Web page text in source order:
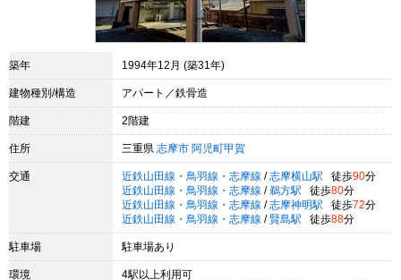
築年 1994年12月 (築31年)
建物種別/構造 アパート／鉄骨造
階建 2階建
住所 三重県 志摩市 阿児町甲賀
交通 近鉄山田線・鳥羽線・志摩線 / 志摩横山駅 徒歩90分
近鉄山田線・鳥羽線・志摩線 / 鵜方駅 徒歩80分
近鉄山田線・鳥羽線・志摩線 / 志摩神明駅 徒歩72分
近鉄山田線・鳥羽線・志摩線 / 賢島駅 徒歩88分
駐車場 駐車場あり
環境
4駅以上利用可